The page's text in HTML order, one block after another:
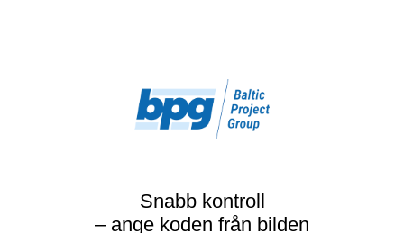
Snabb kontroll
– ange koden från bilden